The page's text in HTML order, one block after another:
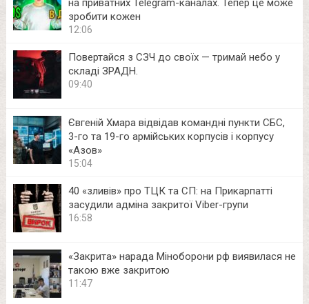
на приватних Telegram-каналах. Тепер це може
зробити кожен
12:06
Повертайся з СЗЧ до своїх — тримай небо у
складі ЗРАДН.
09:40
Євгеній Хмара відвідав командні пункти СБС,
3-го та 19-го армійських корпусів і корпусу
«Азов»
15:04
40 «зливів» про ТЦК та СП: на Прикарпатті
засудили адміна закритої Viber-групи
16:58
«Закрита» нарада Міноборони рф виявилася не
такою вже закритою
11:47